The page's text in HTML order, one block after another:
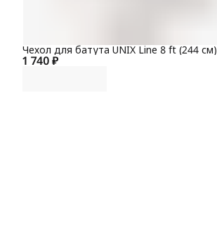
1 740 ₽
Чехол для батута UNIX Line 8 ft (244 см)